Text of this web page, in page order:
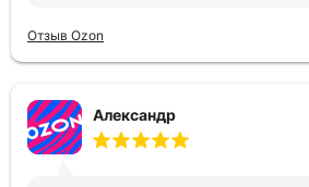
Отзыв Ozon
Александр